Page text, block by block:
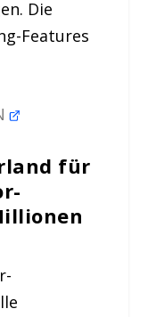
Die
Features
für